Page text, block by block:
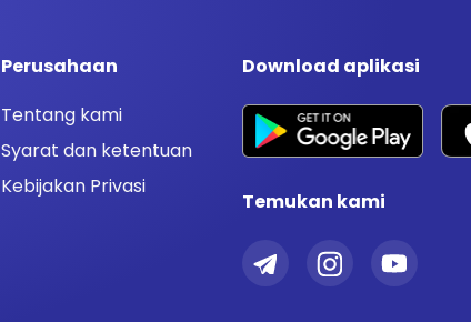
Perusahaan
Tentang kami
Syarat dan ketentuan
Kebijakan Privasi
Download aplikasi
Temukan kami